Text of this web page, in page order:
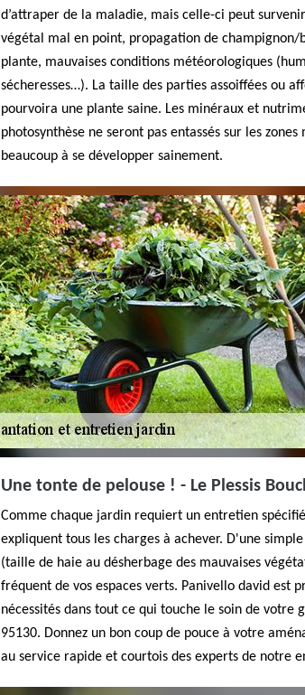
d’attraper de la maladie, mais celle-ci peut
végétal mal en point, propagation de champignon/
plante, mauvaises conditions météorologiques
sécheresses…). La taille des parties assoiffées ou
pourvoira une plante saine. Les minéraux et
photosynthèse ne seront pas entassés sur les
beaucoup à se développer sainement.
Une tonte de pelouse ! - Le Plessis
Comme chaque jardin requiert un entretien
expliquent tous les charges à achever. D'une
(taille de haie au désherbage des mauvaises
fréquent de vos espaces verts. Panivello david est
nécessités dans tout ce qui touche le soin de votre
95130. Donnez un bon coup de pouce à votre
au service rapide et courtois des experts de notre